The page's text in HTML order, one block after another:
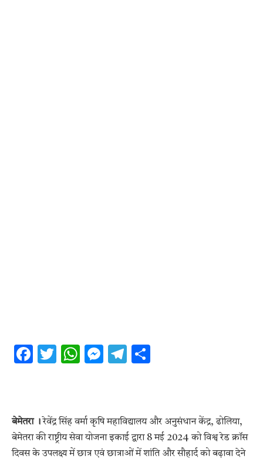
Facebook
Twitter
WhatsApp
Messenger
Telegram
बेमेतरा । रेवेंद्र सिंह वर्मा कृषि महावि‌द्यालय और अनुसंधान केंद्र, ढोलिया,
बेमेतरा की राष्ट्रीय सेवा योजना इकाई द्वारा 8 मई 2024 को विश्व रेड क्रॉस
दिवस के उपलक्ष्य में छात्र एवं छात्राओं में शांति और सौहार्द को बढ़ावा देने